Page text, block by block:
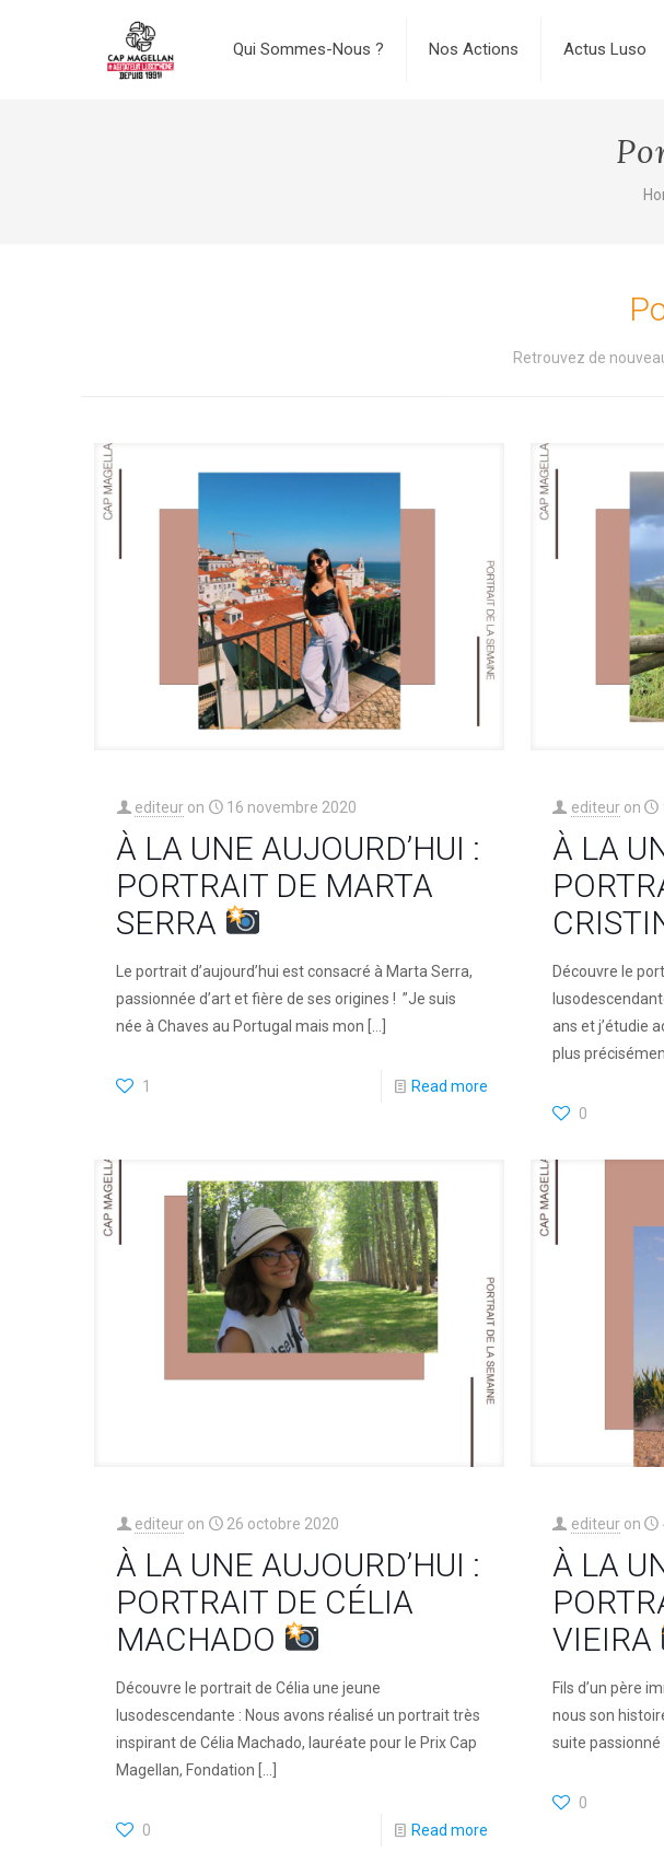
Qui Sommes-Nous ? Nos Actions Actus Luso
Retrouvez de
editeur on 16 novembre 2020
À LA UNE AUJOURD’HUI :
PORTRAIT DE MARTA
SERRA ⁠
⁠Le portrait d’aujourd’hui est consacré à Marta Serra,
passionnée d’art et fière de ses origines ! ⁠ ⁠”Je suis
née à Chaves au Portugal mais mon
1 Read more
editeur on
À LA
Découvre le
ans et j’étudie
plus
0
editeur on 26 octobre 2020
À LA UNE AUJOURD’HUI :
PORTRAIT DE CÉLIA
MACHADO⁠
Découvre le portrait de Célia une jeune
lusodescendante : Nous avons réalisé un portrait très
inspirant de Célia Machado, lauréate pour le Prix Cap
Magellan, Fondation
0 Read more
editeur on
À LA
VIEIRA
Fils d’un père
nous son
suite passionné
0